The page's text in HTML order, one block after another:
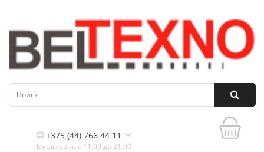
+375 (44) 766 44 11
Ежедневно с 11:00 до 21:00